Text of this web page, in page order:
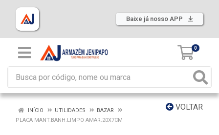
Baixe já nosso APP
0
VOLTAR
INÍCIO UTILIDADES
BAZAR
PLACA MANT.BANH.LIMPO AMAR.20X7CM